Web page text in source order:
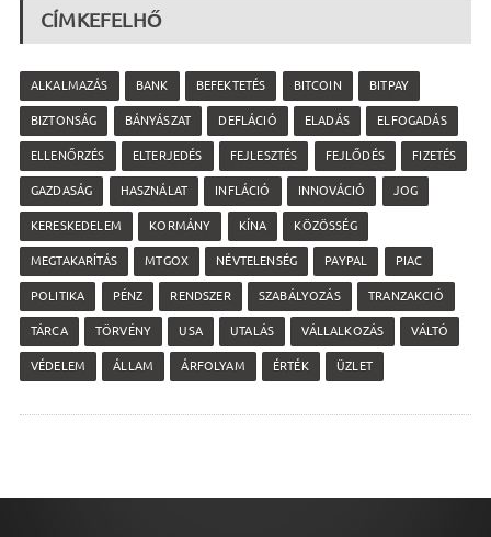
CÍMKEFELHŐ
ALKALMAZÁS BANK BEFEKTETÉS BITCOIN BITPAY
BIZTONSÁG BÁNYÁSZAT DEFLÁCIÓ ELADÁS ELFOGADÁS
ELLENŐRZÉS ELTERJEDÉS FEJLESZTÉS FEJLŐDÉS FIZETÉS
GAZDASÁG HASZNÁLAT INFLÁCIÓ INNOVÁCIÓ JOG
KERESKEDELEM KORMÁNY KÍNA KÖZÖSSÉG
MEGTAKARÍTÁS MTGOX NÉVTELENSÉG PAYPAL PIAC
POLITIKA PÉNZ RENDSZER SZABÁLYOZÁS TRANZAKCIÓ
TÁRCA TÖRVÉNY USA UTALÁS VÁLLALKOZÁS VÁLTÓ
VÉDELEM ÁLLAM ÁRFOLYAM ÉRTÉK ÜZLET